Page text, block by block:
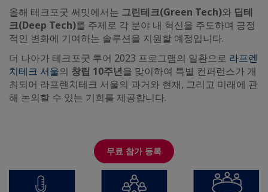
올해 테크포굿 써밋에서는 그린테크(Green Tech)와 딥테
크(Deep Tech)를 주제로 각 분야 내 혁신을 주도하며 긍정
적인 변화에 기여하는 솔루션을 지원할 예정입니다.
더 나아가 테크포굿 투어 2023 프로그램의 일환으로 라프렌
치테크 서울의 창립 10주년을 맞이하여 특별 컨퍼런스가 개
최되어 라프렌치테크 서울의 과거와 현재, 그리고 미래에 관
해 논의할 수 있는 기회를 제공합니다.
무료 참가 등록